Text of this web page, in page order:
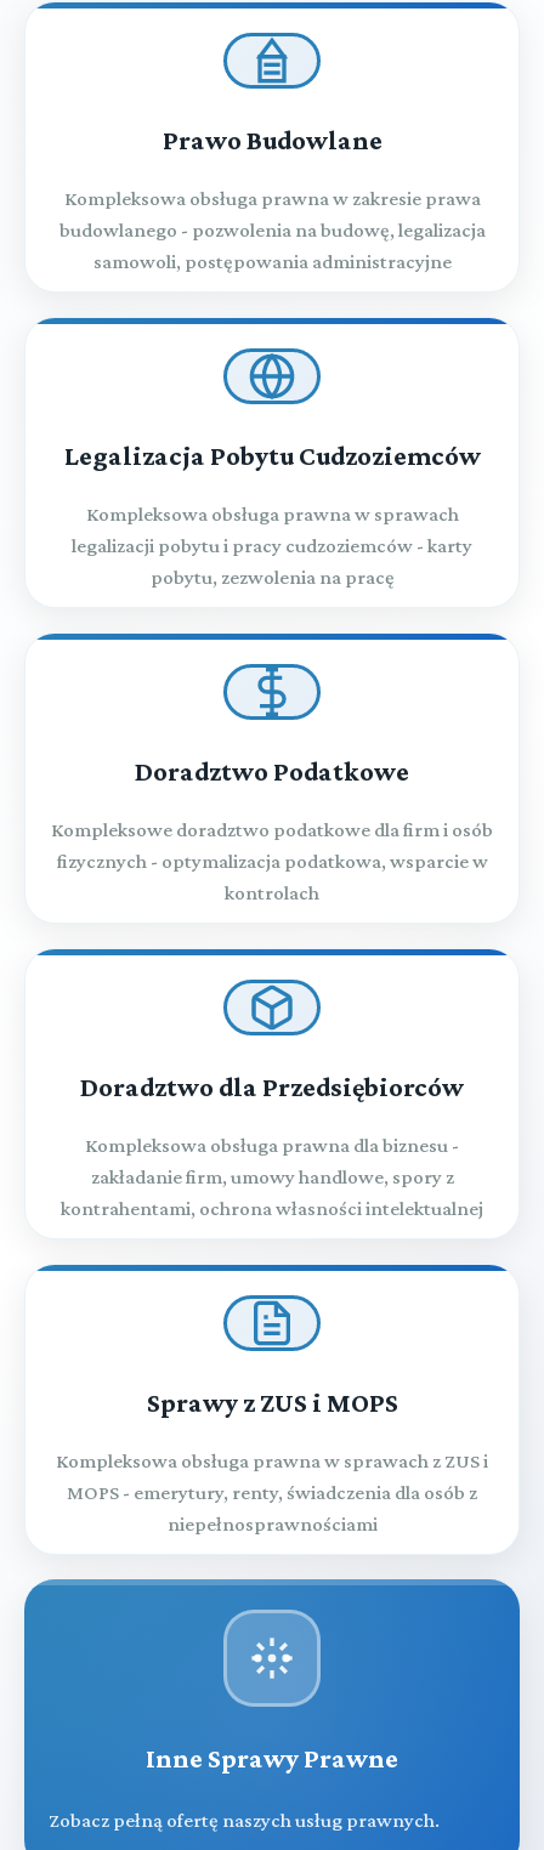
Prawo Budowlane
Kompleksowa obsługa prawna w zakresie prawa
budowlanego - pozwolenia na budowę, legalizacja
samowoli, postępowania administracyjne
Legalizacja Pobytu Cudzoziemców
Kompleksowa obsługa prawna w sprawach
legalizacji pobytu i pracy cudzoziemców - karty
pobytu, zezwolenia na pracę
Doradztwo Podatkowe
Kompleksowe doradztwo podatkowe dla firm i osób
fizycznych - optymalizacja podatkowa, wsparcie w
kontrolach
Doradztwo dla Przedsiębiorców
Kompleksowa obsługa prawna dla biznesu -
zakładanie firm, umowy handlowe, spory z
kontrahentami, ochrona własności intelektualnej
Sprawy z ZUS i MOPS
Kompleksowa obsługa prawna w sprawach z ZUS i
MOPS - emerytury, renty, świadczenia dla osób z
niepełnosprawnościami
Inne Sprawy Prawne
Zobacz pełną ofertę naszych usług prawnych.